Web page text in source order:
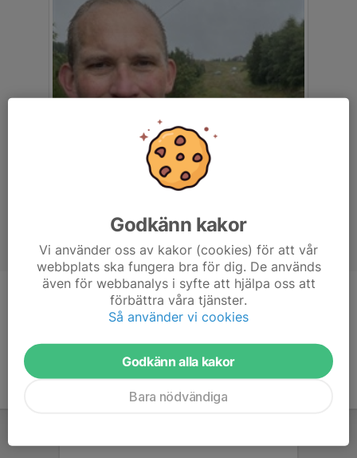
Ledamot - Barn och ungdom
Godkänn kakor
Vi använder oss av kakor (cookies) för att vår
webbplats ska fungera bra för dig. De används
även för webbanalys i syfte att hjälpa oss att
förbättra våra tjänster.
Så använder vi cookies
Godkänn alla kakor
Bara nödvändiga